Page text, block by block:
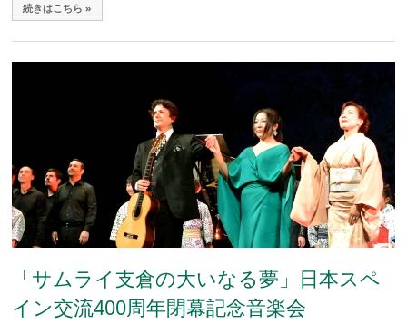
続きはこちら »
「サムライ支倉の大いなる夢」日本スペ
イン交流400周年閉幕記念音楽会